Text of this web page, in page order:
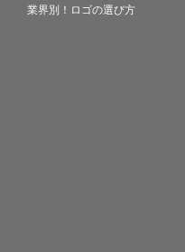
業界別！ロゴの選び方